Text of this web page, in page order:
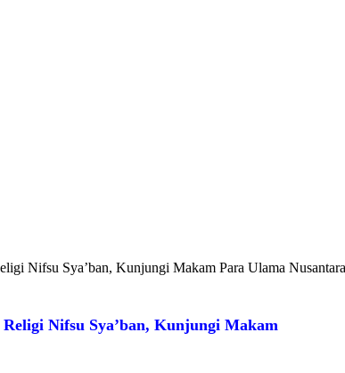
Nifsu Sya’ban, Kunjungi Makam Para Ulama Nusantara
Nifsu Sya’ban, Kunjungi Makam